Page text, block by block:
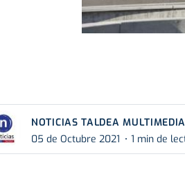
NOTICIAS TALDEA MULTIMEDIA
05 de Octubre 2021
1 min de